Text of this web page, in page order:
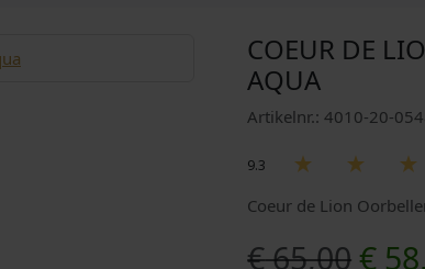
COEUR DE
AQUA
Artikelnr.: 4010-20-
9.3
Coeur de Lion
€65,00 O
€